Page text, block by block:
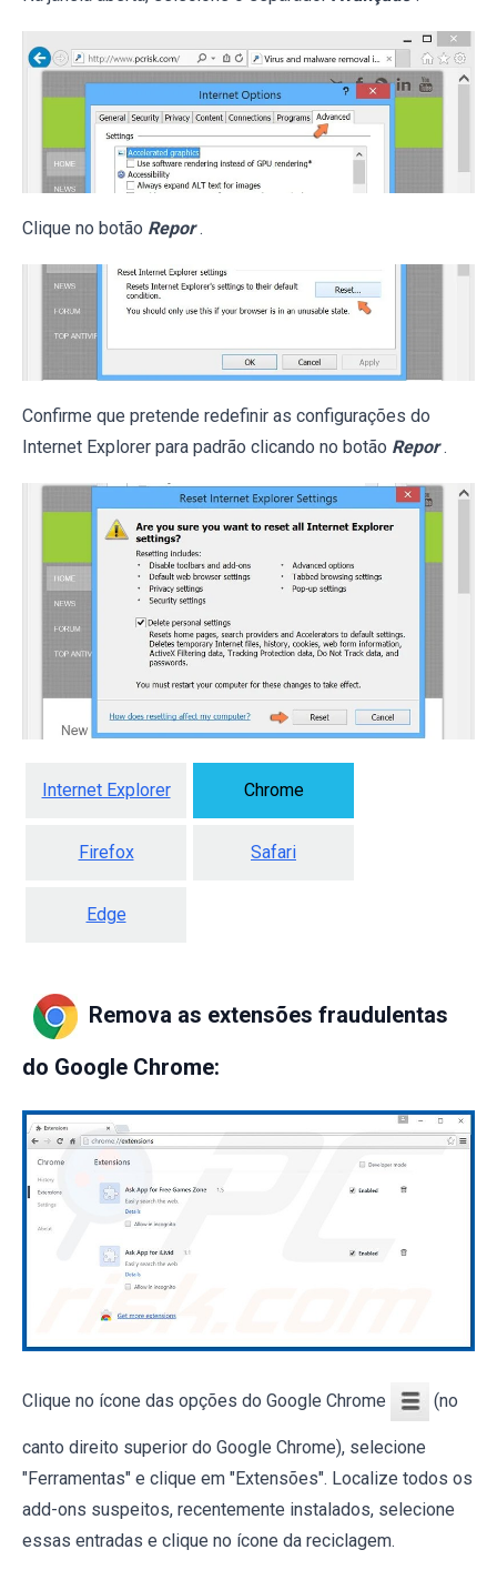
Clique no botão Repor .
Confirme que pretende redefinir as configurações do
Internet Explorer para padrão clicando no botão Repor .
Internet Explorer Chrome
Firefox Safari
Edge
Remova as extensões fraudulentas
do Google Chrome:
Clique no ícone das opções do Google Chrome (no
canto direito superior do Google Chrome), selecione
"Ferramentas" e clique em "Extensões". Localize todos os
add-ons suspeitos, recentemente instalados, selecione
essas entradas e clique no ícone da reciclagem.